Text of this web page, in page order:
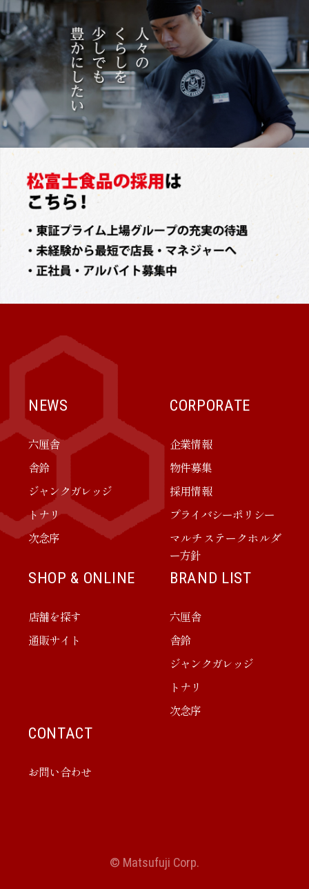
NEWS
六厘舎
舎鈴
ジャンクガレッジ
トナリ
次念序
CORPORATE
企業情報
物件募集
採用情報
プライバシーポリシー
マルチステークホルダ
ー方針
SHOP & ONLINE
店舗を探す
通販サイト
BRAND LIST
六厘舎
舎鈴
ジャンクガレッジ
トナリ
次念序
CONTACT
お問い合わせ
© Matsufuji Corp.